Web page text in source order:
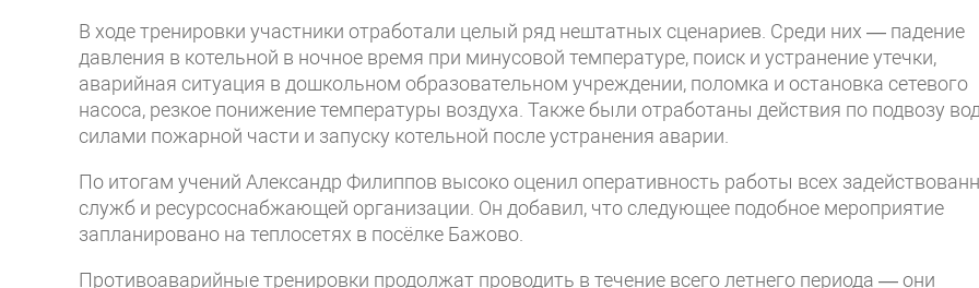
В ходе тренировки участники отработали целый ряд нештатных сценариев. Среди них — падение
давления в котельной в ночное время при минусовой температуре, поиск и устранение утечки,
аварийная ситуация в дошкольном образовательном учреждении, поломка и остановка сетевого
насоса, резкое понижение температуры воздуха. Также были отработаны действия по подвозу
силами пожарной части и запуску котельной после устранения аварии.
По итогам учений Александр Филиппов высоко оценил оперативность работы всех
служб и ресурсоснабжающей организации. Он добавил, что следующее подобное мероприятие
запланировано на теплосетях в посёлке Бажово.
Противоаварийные тренировки продолжат проводить в течение всего летнего периода — они